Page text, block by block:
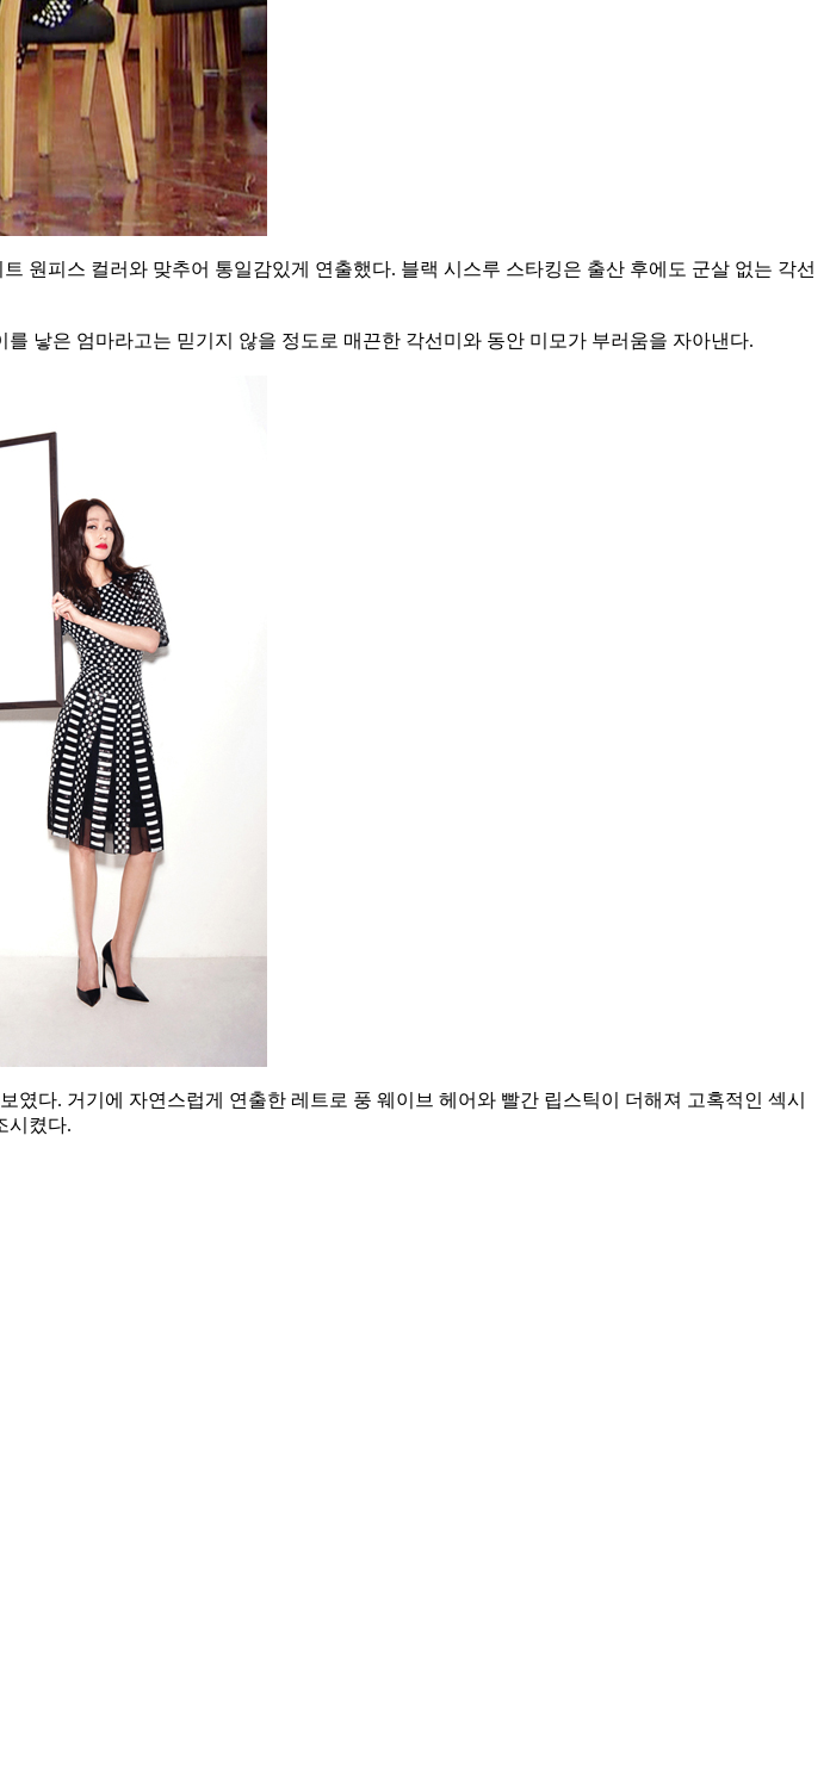
원피스 컬러와 맞추어 통일감있게 연출했다. 블랙 시스루 스타킹은 출산 후에도 군살 없는 각선
낳은 엄마라고는 믿기지 않을 정도로 매끈한 각선미와 동안 미모가 부러움을 자아낸다.
다. 거기에 자연스럽게 연출한 레트로 풍 웨이브 헤어와 빨간 립스틱이 더해져 고혹적인 섹시
시켰다.